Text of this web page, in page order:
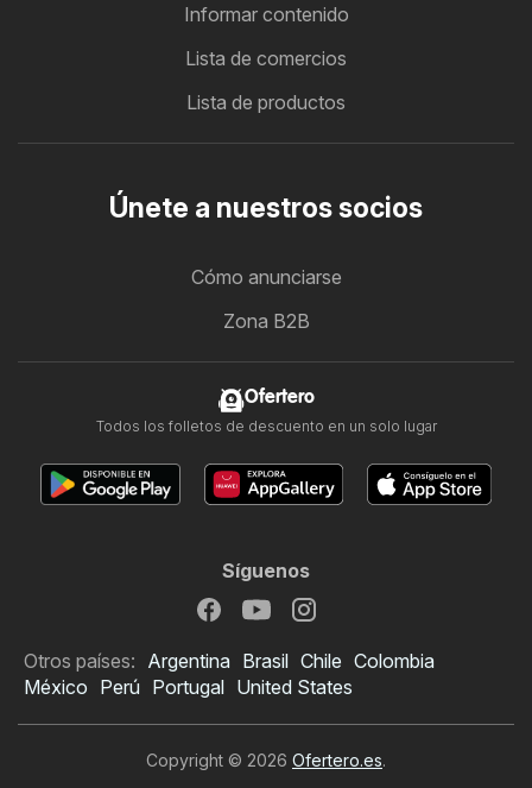
Informar contenido
Lista de comercios
Lista de productos
Únete a nuestros socios
Cómo anunciarse
Zona B2B
Ofertero
Todos los folletos de descuento en un solo lugar
Síguenos
Otros países: Argentina Brasil Chile Colombia
México Perú Portugal United States
Copyright © 2026 Ofertero.es.